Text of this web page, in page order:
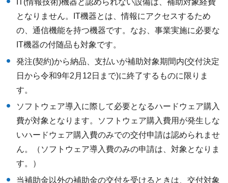
となりません。IT機器とは、情報にアクセスするため
の、通信機能を持つ機器です。なお、事業実施に必要な
IT機器の付随品も対象です。
発注(契約)から納品、支払いが補助対象期間内(交付決定
日から令和9年2月12日まで)に終了するものに限りま
す。
ソフトウェア導入に際して必要となるハードウェア購入
費が対象となります。ソフトウェア購入費用が発生しな
いハードウェア購入費のみでの交付申請は認められませ
ん。（ソフトウェア導入費のみの申請は、対象となりま
す。）
当補助金以外の補助金の交付を受けるときは、交付対象